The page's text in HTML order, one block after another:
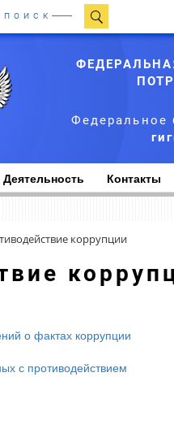
ПОИСК
Федеральное
Деятельность Контакты
коррупции
о фактах коррупции
с противодействием